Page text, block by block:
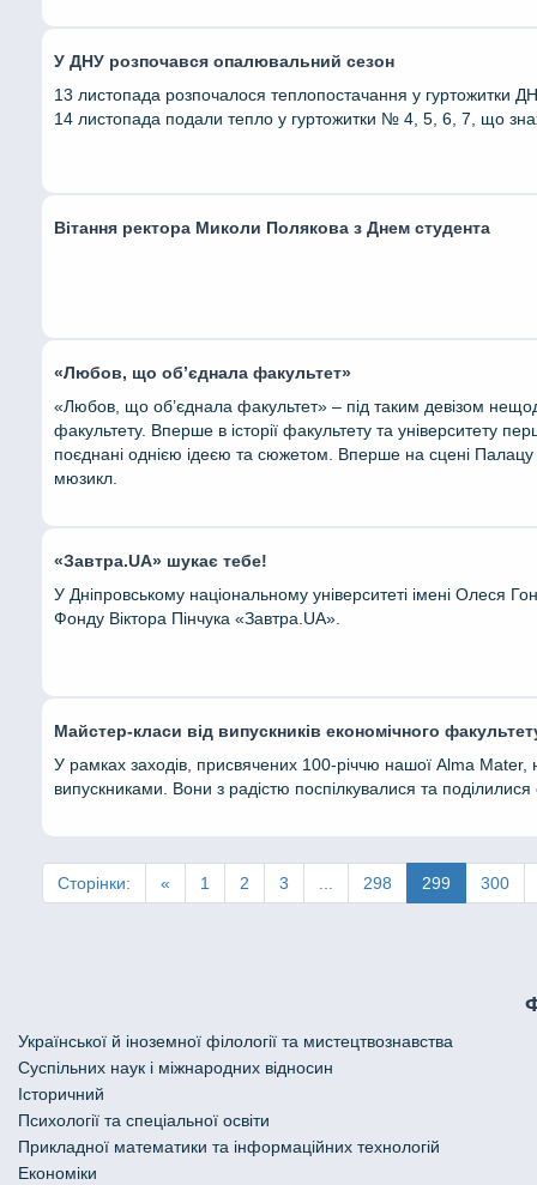
У ДНУ розпочався опалювальний сезон
13 листопада розпочалося теплопостачання у гуртожитки
14 листопада подали тепло у гуртожитки № 4, 5, 6, 7, що
Вітання ректора Миколи Полякова з Днем студента
«Любов, що об’єднала факультет»
«Любов, що об’єднала факультет» – під таким девізом
факультету. Вперше в історії факультету та університету
поєднані однією ідеєю та сюжетом. Вперше на сцені Палацу
мюзикл.
«Завтра.UA» шукає тебе!
У Дніпровському національному університеті імені Олеся
Фонду Віктора Пінчука «Завтра.UA».
Майстер-класи від випускників економічного
У рамках заходів, присвячених 100-річчю нашої Alma Mater,
випускниками. Вони з радістю поспілкувалися та
Сторінки: « 1 2 3 298 299 300
Української й іноземної філології та мистецтвознавства
Cуспільних наук і міжнародних відносин
Історичний
Психології та спеціальної освіти
Прикладної математики та інформаційних технологій
Економіки